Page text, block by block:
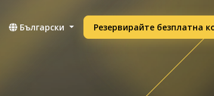
Български Резервирайте безплатна